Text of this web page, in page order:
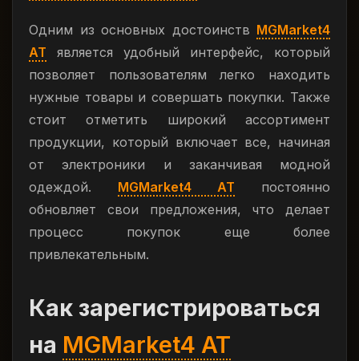
Одним из основных достоинств MGMarket4
AT является удобный интерфейс, который
позволяет пользователям легко находить
нужные товары и совершать покупки. Также
стоит отметить широкий ассортимент
продукции, который включает все, начиная
от электроники и заканчивая модной
одеждой. MGMarket4 AT постоянно
обновляет свои предложения, что делает
процесс покупок еще более
привлекательным.
Как зарегистрироваться
на MGMarket4 AT